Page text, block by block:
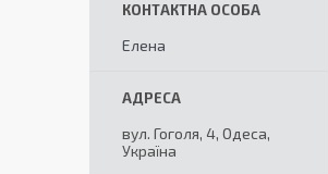
Елена
вул. Гоголя, 4, Одеса,
Україна